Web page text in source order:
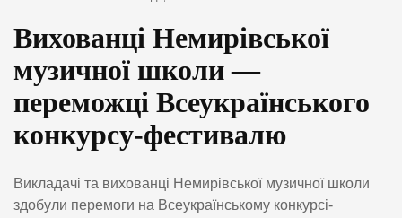
Вихованці Немирівської
музичної школи —
переможці Всеукраїнського
конкурсу-фестивалю
Викладачі та вихованці Немирівської музичної школи
здобули перемоги на Всеукраїнському конкурсі-